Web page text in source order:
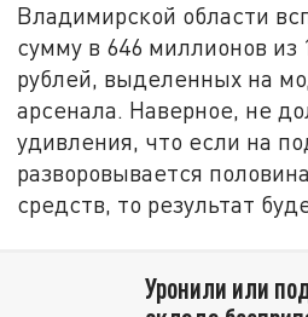
Владимирской области
сумму в 646 миллионов из
рублей, выделенных на
арсенала. Наверное, не
удивления, что если на
разворовывается
средств, то результат
Уронили или